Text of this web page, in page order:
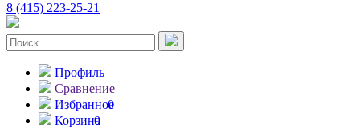
8 (415) 223-25-21
Профиль
Сравнение
Избранное
0
Корзина
0